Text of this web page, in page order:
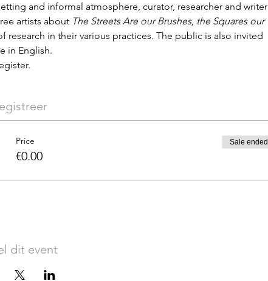
and informal atmosphere, curator, researcher and writer
artists about The Streets Are our Brushes, the Squares our
in their various practices. The public is also invited
in English.
Price
€0.00
Sale ended
dit event